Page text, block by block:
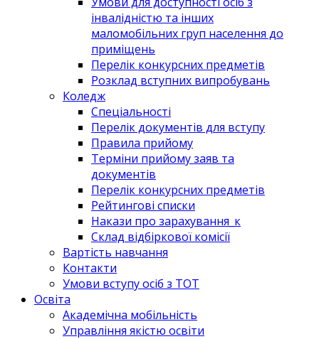
інвалідністю та інших
маломобільних груп населення до
приміщень
Перелік конкурсних предметів
Розклад вступних випробувань
Коледж
Спеціальності
Перелік документів для вступу
Правила прийому
Терміни прийому заяв та
документів
Перелік конкурсних предметів
Рейтингові списки
Накази про зарахування_к
Склад відбіркової комісії
Вартість навчання
Контакти
Умови вступу осіб з ТОТ
Освіта
Академічна мобільність
Управління якістю освіти